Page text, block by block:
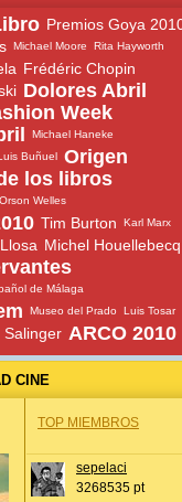
Premios Goya
Michael Moore Rita Hayworth
Frédéric Chopin
Dolores Abril
Week
Michael Haneke
Buñuel Origen
los libros
Orson Welles
Tim Burton Karl Marx
Michel Houellebecq
de Málaga
Museo del Prado Luis Tosar
Salinger ARCO 2010
CINE
TOP MIEMBROS
sepelaci
3268535 pt